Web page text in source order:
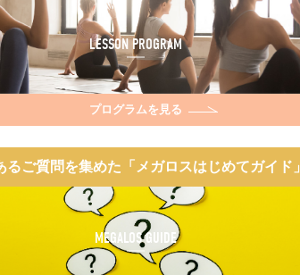
LESSON PROGRAM
プログラムを見る
るご質問を集めた「メガロスはじめてガイド」
MEGALOS GUIDE